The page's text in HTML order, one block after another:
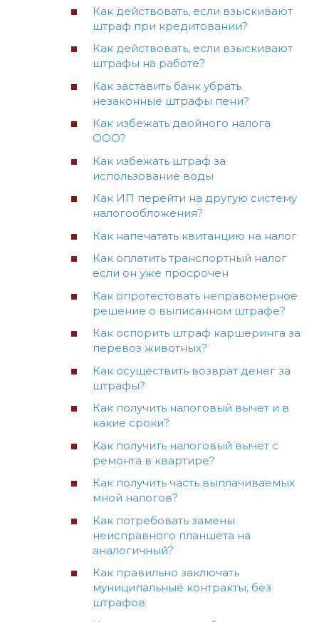
Как действовать, если взыскивают
штраф при кредитовании?
Как действовать, если взыскивают
штрафы на работе?
Как заставить банк убрать
незаконные штрафы пени?
Как избежать двойного налога
ООО?
Как избежать штраф за
использование воды
Как ИП перейти на другую систему
налогообложения?
Как напечатать квитанцию на налог
Как оплатить транспортный налог
если он уже просрочен
Как опротестовать неправомерное
решение о выписанном штрафе?
Как оспорить штраф каршеринга за
перевоз животных?
Как осуществить возврат денег за
штрафы?
Как получить налоговый вычет и в
какие сроки?
Как получить налоговый вычет с
ремонта в квартире?
Как получить часть выплачиваемых
мной налогов?
Как потребовать замены
неисправного планшета на
аналогичный?
Как правильно заключать
муниципальные контракты, без
штрафов